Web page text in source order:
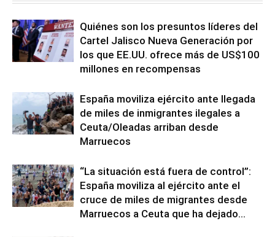
Quiénes son los presuntos líderes del
Cartel Jalisco Nueva Generación por
los que EE.UU. ofrece más de US$100
millones en recompensas
España moviliza ejército ante llegada
de miles de inmigrantes ilegales a
Ceuta/Oleadas arriban desde
Marruecos
“La situación está fuera de control”:
España moviliza al ejército ante el
cruce de miles de migrantes desde
Marruecos a Ceuta que ha dejado...